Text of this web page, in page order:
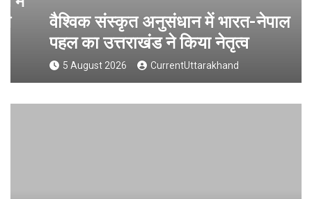
वैश्विक संस्कृत अनुसंधान में भारत-नेपाल
पहल का उत्तराखंड ने किया नेतृत्व
5 August 2026 CurrentUttarakhand